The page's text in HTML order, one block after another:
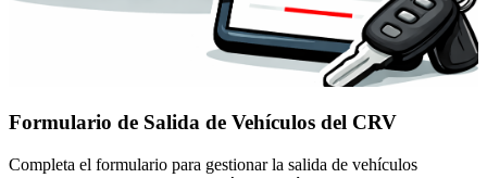
Formulario de Salida de Vehículos del CRV
Completa el formulario para gestionar la salida de vehículos